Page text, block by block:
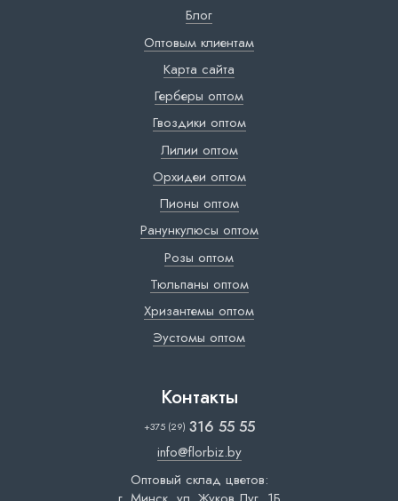
Блог
Оптовым клиентам
Карта сайта
Герберы оптом
Гвоздики оптом
Лилии оптом
Орхидеи оптом
Пионы оптом
Ранункулюсы оптом
Розы оптом
Тюльпаны оптом
Хризантемы оптом
Эустомы оптом
Контакты
+375 (29) 316 55 55
info@florbiz.by
Оптовый склад цветов: